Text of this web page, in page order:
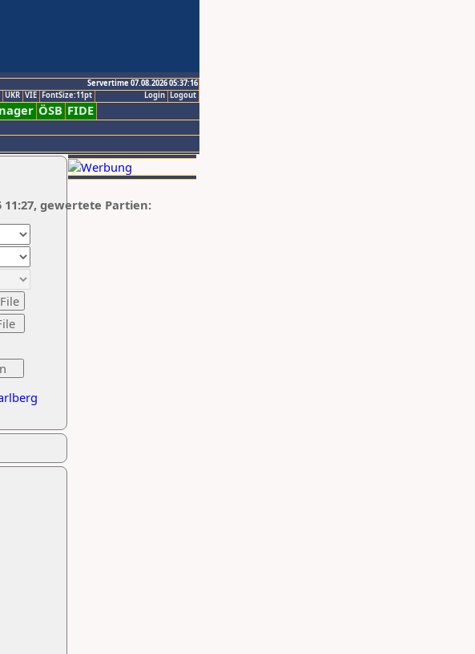
Servertime 07.08.2026 05:37:16
Logout
Login
UKR VIE FontSize:11pt
ÖSB FIDE
11:27, gewertete Partien: